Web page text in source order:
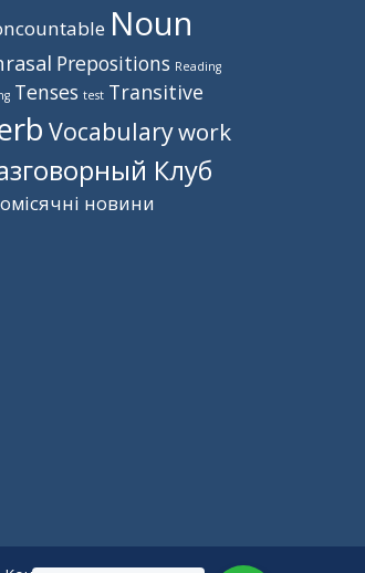
Noun
Prepositions Reading
Tenses test Transitive
Vocabularywork
Клуб
новини